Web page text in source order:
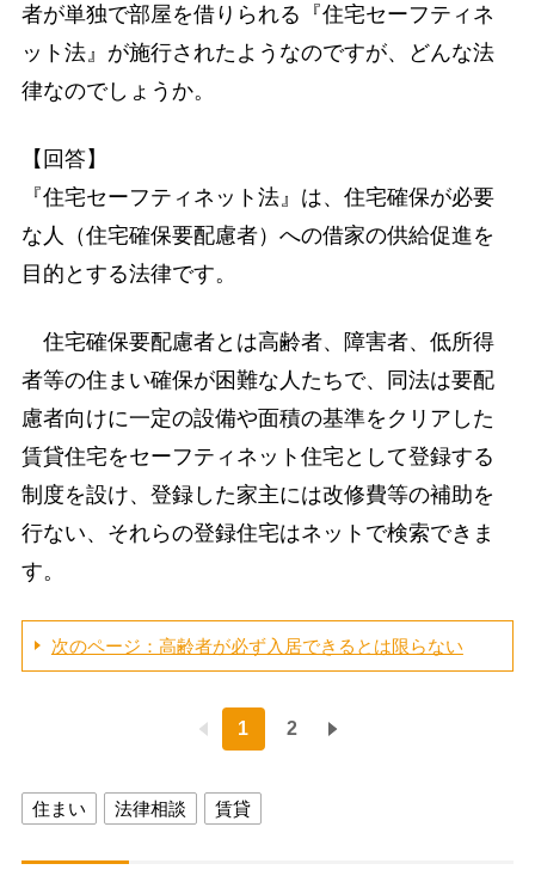
者が単独で部屋を借りられる『住宅セーフティネ
ット法』が施行されたようなのですが、どんな法
律なのでしょうか。
【回答】
『住宅セーフティネット法』は、住宅確保が必要
な人（住宅確保要配慮者）への借家の供給促進を
目的とする法律です。
住宅確保要配慮者とは高齢者、障害者、低所得
者等の住まい確保が困難な人たちで、同法は要配
慮者向けに一定の設備や面積の基準をクリアした
賃貸住宅をセーフティネット住宅として登録する
制度を設け、登録した家主には改修費等の補助を
行ない、それらの登録住宅はネットで検索できま
す。
次のページ：高齢者が必ず入居できるとは限らない
1 2
住まい 法律相談 賃貸